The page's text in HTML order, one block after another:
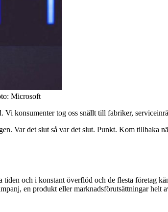
Microsoft
Vi konsumenter tog oss snällt till fabriker,
Var det slut så var det slut. Punkt. Kom tillbaka
och i konstant överflöd och de flesta företag
en produkt eller marknadsförutsättningar helt